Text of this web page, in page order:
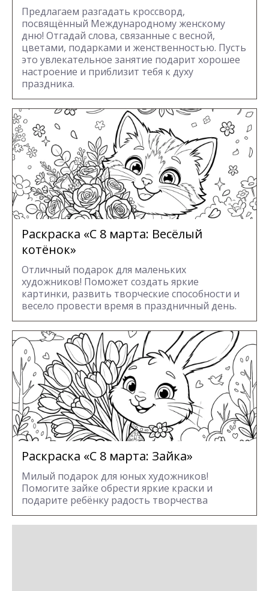
Предлагаем разгадать кроссворд,
посвящённый Международному женскому
дню! Отгадай слова, связанные с весной,
цветами, подарками и женственностью. Пусть
это увлекательное занятие подарит хорошее
настроение и приблизит тебя к духу
праздника.
Раскраска «С 8 марта: Весёлый
котёнок»
Отличный подарок для маленьких
художников! Поможет создать яркие
картинки, развить творческие способности и
весело провести время в праздничный день.
Раскраска «С 8 марта: Зайка»
Милый подарок для юных художников!
Помогите зайке обрести яркие краски и
подарите ребёнку радость творчества